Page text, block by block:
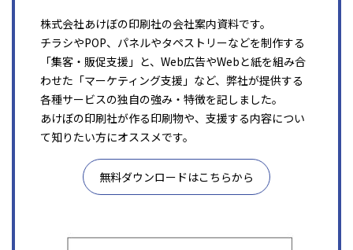
株式会社あけぼの印刷社の会社案内資料です。
チラシやPOP、パネルやタペストリーなどを制作する
「集客・販促支援」と、Web広告やWebと紙を組み合
わせた「マーケティング支援」など、弊社が提供する
各種サービスの独自の強み・特徴を記しました。
あけぼの印刷社が作る印刷物や、支援する内容につい
て知りたい方にオススメです。
無料ダウンロードはこちらから